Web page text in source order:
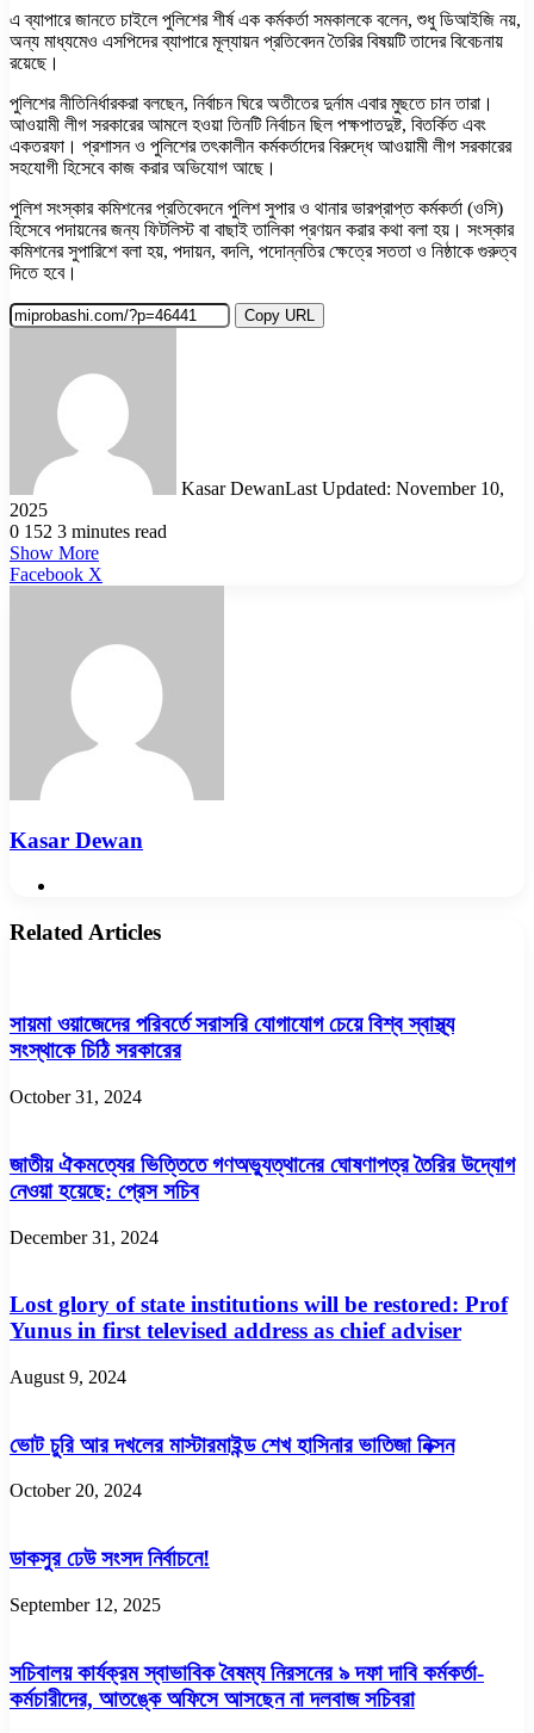
এ ব্যাপারে জানতে চাইলে পুলিশের শীর্ষ এক কর্মকর্তা সমকালকে বলেন, শুধু ডিআইজি নয়,
অন্য মাধ্যমেও এসপিদের ব্যাপারে মূল্যায়ন প্রতিবেদন তৈরির বিষয়টি তাদের বিবেচনায়
রয়েছে।
পুলিশের নীতিনির্ধারকরা বলছেন, নির্বাচন ঘিরে অতীতের দুর্নাম এবার মুছতে চান তারা।
আওয়ামী লীগ সরকারের আমলে হওয়া তিনটি নির্বাচন ছিল পক্ষপাতদুষ্ট, বিতর্কিত এবং
একতরফা। প্রশাসন ও পুলিশের তৎকালীন কর্মকর্তাদের বিরুদ্ধে আওয়ামী লীগ সরকারের
সহযোগী হিসেবে কাজ করার অভিযোগ আছে।
পুলিশ সংস্কার কমিশনের প্রতিবেদনে পুলিশ সুপার ও থানার ভারপ্রাপ্ত কর্মকর্তা (ওসি)
হিসেবে পদায়নের জন্য ফিটলিস্ট বা বাছাই তালিকা প্রণয়ন করার কথা বলা হয়। সংস্কার
কমিশনের সুপারিশে বলা হয়, পদায়ন, বদলি, পদোন্নতির ক্ষেত্রে সততা ও নিষ্ঠাকে গুরুত্ব
দিতে হবে।
Copy URL
Kasar DewanLast Updated: November 10,
2025
0 152 3 minutes read
Show More
Facebook X
Kasar Dewan
Related Articles
সায়মা ওয়াজেদের পরিবর্তে সরাসরি যোগাযোগ চেয়ে বিশ্ব স্বাস্থ্য
সংস্থাকে চিঠি সরকারের
October 31, 2024
জাতীয় ঐকমত্যের ভিত্তিতে গণঅভ্যুত্থানের ঘোষণাপত্র তৈরির উদ্যোগ
নেওয়া হয়েছে: প্রেস সচিব
December 31, 2024
Lost glory of state institutions will be restored: Prof
Yunus in first televised address as chief adviser
August 9, 2024
ভোট চুরি আর দখলের মাস্টারমাইন্ড শেখ হাসিনার ভাতিজা নিক্সন
October 20, 2024
ডাকসুর ঢেউ সংসদ নির্বাচনে!
September 12, 2025
সচিবালয় কার্যক্রম স্বাভাবিক বৈষম্য নিরসনের ৯ দফা দাবি কর্মকর্তা-
কর্মচারীদের, আতঙ্কে অফিসে আসছেন না দলবাজ সচিবরা